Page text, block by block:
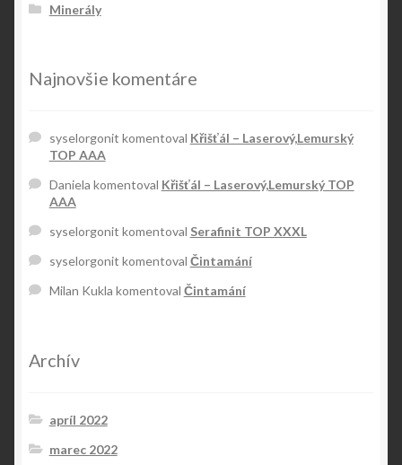
Minerály
Najnovšie komentáre
syselorgonit komentoval Křišťál – Laserový,Lemurský
TOP AAA
Daniela komentoval Křišťál – Laserový,Lemurský TOP
AAA
syselorgonit komentoval Serafinit TOP XXXL
syselorgonit komentoval Čintamání
Milan Kukla komentoval Čintamání
Archív
apríl 2022
marec 2022